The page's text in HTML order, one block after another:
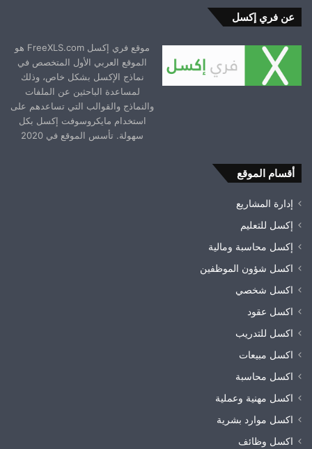
عن فري إكسل
موقع فري إكسل FreeXLS.com هو
الموقع العربي الأول المتخصص في
نماذج الإكسل بشكل خاص، وذلك
لمساعدة الباحثين عن الملفات
والنماذج والقوالب التي تساعدهم على
استخدام مايكروسوفت إكسل بكل
سهولة. تأسس الموقع في 2020
أقسام الموقع
إدارة المشاريع
إكسل للتعليم
إكسل محاسبة ومالية
اكسل شؤون الموظفين
اكسل شخصي
اكسل عقود
اكسل للتدريب
اكسل مبيعات
اكسل محاسبة
اكسل مهنية وعملية
اكسل موارد بشرية
اكسل وظائف